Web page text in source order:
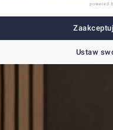
powered
Ustaw